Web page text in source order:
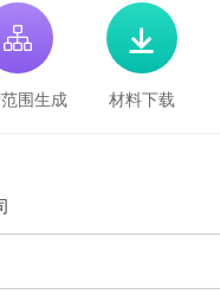

围生成

材料下载